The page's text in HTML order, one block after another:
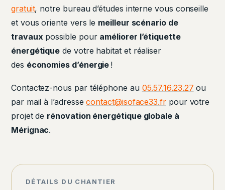
gratuit, notre bureau d’études interne vous conseille
et vous oriente vers le meilleur scénario de
travaux possible pour améliorer l’étiquette
énergétique de votre habitat et réaliser
des économies d’énergie !
Contactez-nous par téléphone au 05.57.16.23.27 ou
par mail à l’adressecontact@isoface33.frpour votre
projet de rénovation énergétique globale à
Mérignac.
DÉTAILS DU CHANTIER